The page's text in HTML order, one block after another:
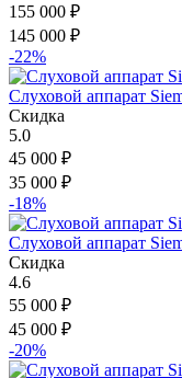
155 000 ₽
145 000 ₽
-22%
Слуховой аппарат
Скидка
5.0
45 000 ₽
35 000 ₽
-18%
Слуховой аппарат
Скидка
4.6
55 000 ₽
45 000 ₽
-20%